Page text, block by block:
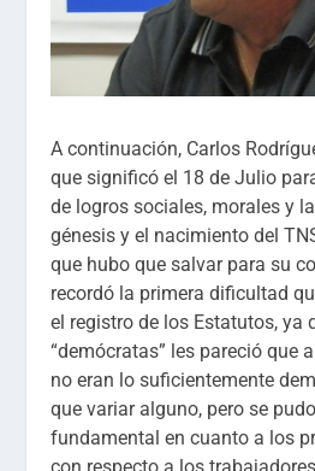
A continuación, Carlos
que significó el 18 de Julio
de logros sociales, morales y
génesis y el nacimiento del
que hubo que salvar para su
recordó la primera dificultad
el registro de los Estatutos, ya
“demócratas” les pareció que
no eran lo suficientemente
que variar alguno, pero se
fundamental en cuanto a los